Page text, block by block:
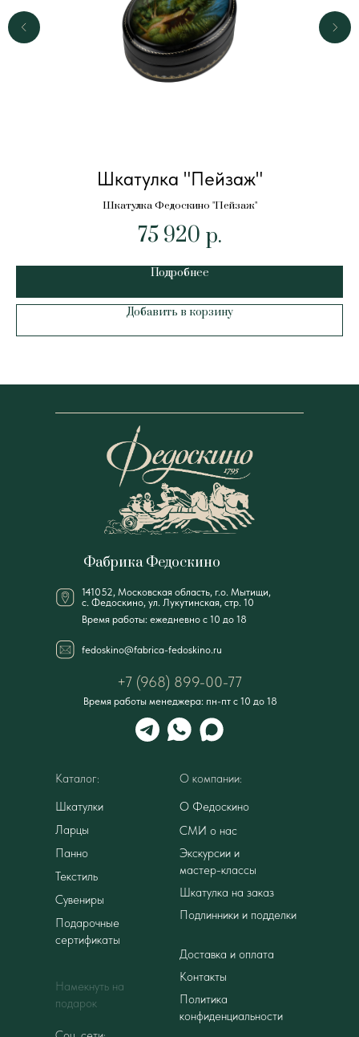
Шкатулка "Пейзаж"
Шкатулка Федоскино "Пейзаж"
75 920 р.
Подробнее
Добавить в корзину
141052, Московская область, г.о. Мытищи,
с. Федоскино, ул. Лукутинская, стр. 10
Фабрика Федоскино
+7 (968) 899-00-77
Время работы: ежедневно с 10 до 18
Время работы менеджера: пн-пт с 10 до 18
Каталог:
Шкатулки
Ларцы
Панно
Текстиль
Сувениры
Подарочные
сертификаты
Намекнуть на
подарок
О компании:
О Федоскино
Контакты
Экскурсии и
мастер-классы
Подлинники и подделки
Доставка и оплата
fedoskino@fabrica-fedoskino.ru
Шкатулка на заказ
Политика
конфиденциальности
СМИ о нас